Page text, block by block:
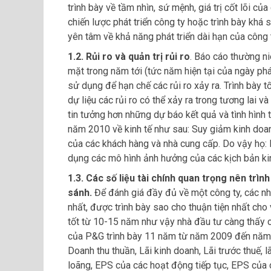
trình bày về tầm nhìn, sứ mệnh, giá trị cốt lõi
chiến lược phát triển công ty hoặc trình bày
yên tâm về khả năng phát triển dài hạn của công
1.2. Rủi ro và quản trị rủi ro. Báo cáo thường
mặt trong năm tới (tức năm hiện tại của ngày
sử dụng để hạn chế các rủi ro xảy ra. Trình bày
dự liệu các rủi ro có thể xảy ra trong tương lai
tin tưởng hơn những dự báo kết quả và tình
năm 2010 về kinh tế như sau: Suy giảm kinh
của các khách hàng và nhà cung cấp. Do vậy
dụng các mô hình ảnh hưởng của các kịch bản
1.3. Các số liệu tài chính quan trọng nên
sánh. Để đánh giá đầy đủ về một công ty, các
nhất, được trình bày sao cho thuận tiện nhất
tốt từ 10-15 năm như vậy nhà đầu tư càng thấy
của P&G trình bày 11 năm từ năm 2009 đến
Doanh thu thuần, Lãi kinh doanh, Lãi trước thuế,
loãng, EPS của các hoạt động tiếp tục, EPS